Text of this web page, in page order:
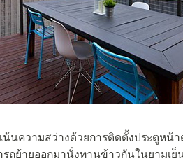
นความสว่างด้วยการติดตั้งประตูหน้
ารถย้ายออกมานั่งทานข้าวกันในยาม